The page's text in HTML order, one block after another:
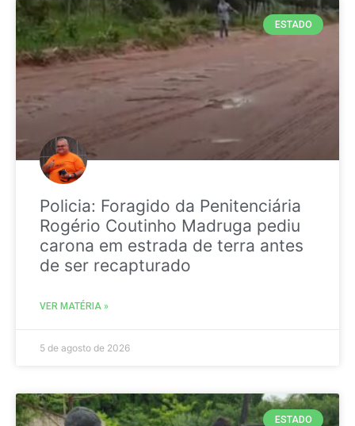
ESTADO
Policia: Foragido da Penitenciária
Rogério Coutinho Madruga pediu
carona em estrada de terra antes
de ser recapturado
VER MATÉRIA »
5 de agosto de 2026
ESTADO